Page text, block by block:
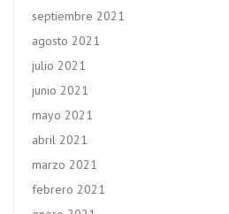
septiembre 2021
agosto 2021
julio 2021
junio 2021
mayo 2021
abril 2021
marzo 2021
febrero 2021